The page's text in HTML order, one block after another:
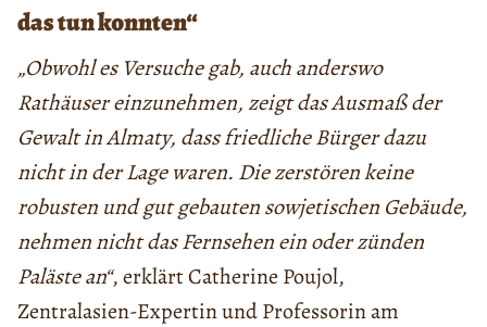
das tun konnten“
„Obwohl es Versuche gab, auch anderswo
Rathäuser einzunehmen, zeigt das Ausmaß der
Gewalt in Almaty, dass friedliche Bürger dazu
nicht in der Lage waren. Die zerstören keine
robusten und gut gebauten sowjetischen Gebäude,
nehmen nicht das Fernsehen ein oder zünden
Paläste an“, erklärt Catherine Poujol,
Zentralasien-Expertin und Professorin am